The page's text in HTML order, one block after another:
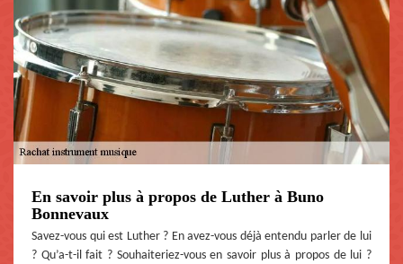
En savoir plus à propos de Luther à Buno
Bonnevaux
Savez-vous qui est Luther ? En avez-vous déjà entendu parler de lui
? Qu’a-t-il fait ? Souhaiteriez-vous en savoir plus à propos de lui ?